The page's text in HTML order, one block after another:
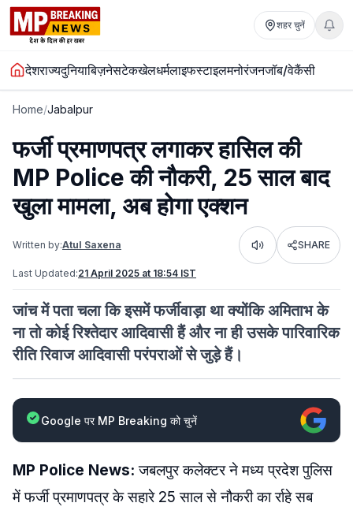
शहर चुनें
देशराज्यदुनियाबिज़नेसटेकखेलधर्मलाइफस्टाइलमनोरंजनजॉब/वेकैंसी
Home/Jabalpur
फर्जी प्रमाणपत्र लगाकर हासिल की
MP Police की नौकरी, 25 साल बाद
खुला मामला, अब होगा एक्शन
Written by:Atul Saxena Listen SHARE
Last Updated:21 April 2025 at 18:54 IST
जांच में पता चला कि इसमें फर्जीवाड़ा था क्योंकि अमिताभ के
ना तो कोई रिश्तेदार आदिवासी हैं और ना ही उसके पारिवारिक
रीति रिवाज आदिवासी परंपराओं से जुड़े हैं।
Google पर MP Breaking को चुनें
MP Police News: जबलपुर कलेक्टर ने मध्य प्रदेश पुलिस
में फर्जी प्रमाणपत्र के सहारे 25 साल से नौकरी का र्राहे सब